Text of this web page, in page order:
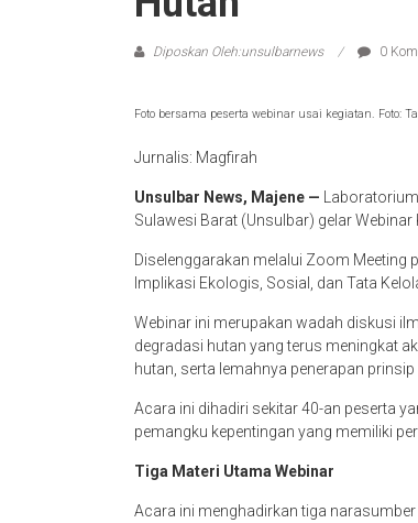
Diposkan Oleh:unsulbarnews 0
Foto bersama peserta webinar usai kegiatan. Foto:
Jurnalis: Magfirah
Unsulbar News, Majene —
Sulawesi Barat (Unsulbar) gelar
Diselenggarakan melalui Zoom Meeting
Implikasi Ekologis, Sosial, dan Tata
Webinar ini merupakan wadah diskusi
degradasi hutan yang terus meningkat
hutan, serta lemahnya penerapan
Acara ini dihadiri sekitar 40-an peserta
pemangku kepentingan yang memiliki
Tiga Materi Utama Webinar
Acara ini menghadirkan tiga